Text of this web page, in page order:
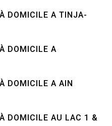
DOMICILE A TINJA-
DOMICILE A
DOMICILE A AIN
DOMICILE AU LAC 1 &